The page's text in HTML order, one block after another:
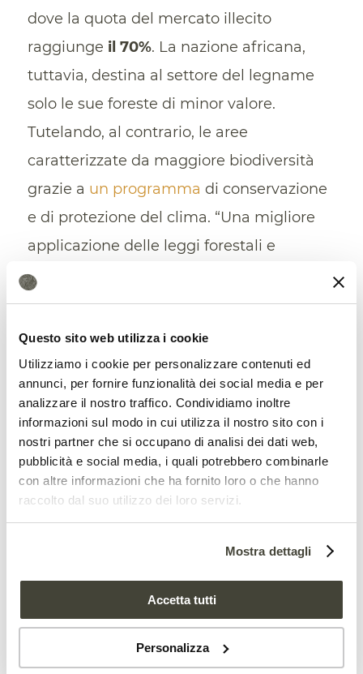
Questo sito web utilizza i cookie
Utilizziamo i cookie per personalizzare contenuti ed
annunci, per fornire funzionalità dei social media e per
analizzare il nostro traffico. Condividiamo inoltre
informazioni sul modo in cui utilizza il nostro sito con i
nostri partner che si occupano di analisi dei dati web,
pubblicità e social media, i quali potrebbero combinarle
con altre informazioni che ha fornito loro o che hanno
raccolto dal suo utilizzo dei loro servizi.
Mostra dettagli
Accetta tutti
Personalizza
dove la quota del mercato illecito
raggiunge il 70%. La nazione africana,
tuttavia, destina al settore del legname
solo le sue foreste di minor valore.
Tutelando, al contrario, le aree
caratterizzate da maggiore biodiversità
grazie a un programma di conservazione
e di protezione del clima. “Una migliore
applicazione delle leggi forestali e
l’aumento della regolamentazione del
commercio di prodotti in legno sta
aiutando a ridurre il disboscamento
illegale” segnala il WWF. “Ma il fenomeno
continua a minare il commercio legale e
occorre fare molto di più”.
Foreste, una gestione sana riduce di
otto volte l’erosione del suolo
Una minaccia ai diritti delle
comunità locali